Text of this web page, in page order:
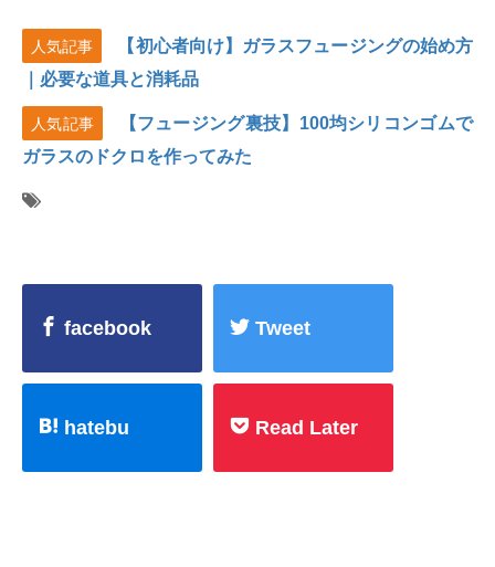
人気記事
【初心者向け】ガラスフュージングの始め方
｜必要な道具と消耗品
人気記事
【フュージング裏技】100均シリコンゴムで
ガラスのドクロを作ってみた
facebook Tweet
hatebu Read Later